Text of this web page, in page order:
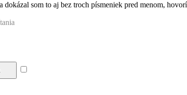
som to aj bez troch písmeniek pred menom,